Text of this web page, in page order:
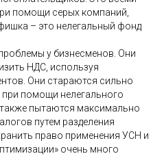
помощи серых компаний,
– это нелегальный фонд
у бизнесменов. Они
НДС, используя
Они стараются сильно
при помощи нелегального
пытаются максимально
путем разделения
право применения УСН и
очень много